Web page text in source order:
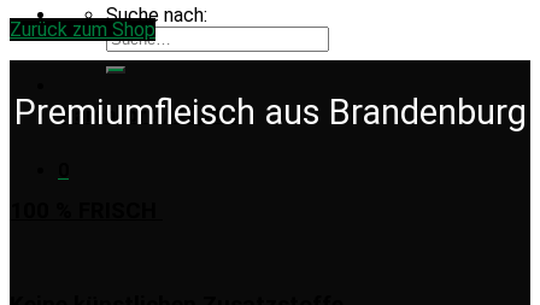
Suche nach:
Warenkorb /€0,00 0
Zurück zum Shop
Premiumfleisch aus Brandenburg